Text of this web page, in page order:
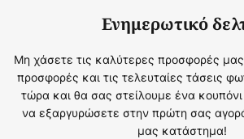
Ενημερωτικό
Μη χάσετε τις καλύτερες προσφορές
προσφορές και τις τελευταίες τάσεις
τώρα και θα σας στείλουμε ένα
να εξαργυρώσετε στην πρώτη σας
μας κατάστημα!